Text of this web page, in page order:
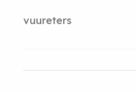
vuureters